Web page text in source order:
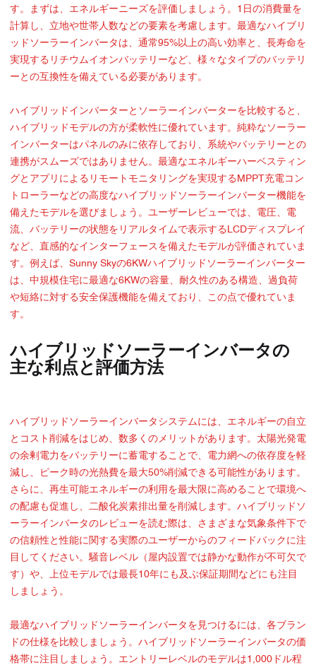
す。まずは、エネルギーニーズを評価しましょう。1日の消費量を
計算し、立地や世帯人数などの要素を考慮します。最適なハイブリ
ッドソーラーインバータは、通常95%以上の高い効率と、長寿命を
実現するリチウムイオンバッテリーなど、様々なタイプのバッテリ
ーとの互換性を備えている必要があります。
ハイブリッドインバーターとソーラーインバーターを比較すると、
ハイブリッドモデルの方が柔軟性に優れています。純粋なソーラー
インバーターはパネルのみに依存しており、系統やバッテリーとの
連携がスムーズではありません。最適なエネルギーハーベスティン
グとアプリによるリモートモニタリングを実現するMPPT充電コン
トローラーなどの高度なハイブリッドソーラーインバーター機能を
備えたモデルを選びましょう。ユーザーレビューでは、電圧、電
流、バッテリーの状態をリアルタイムで表示するLCDディスプレイ
など、直感的なインターフェースを備えたモデルが評価されていま
す。例えば、Sunny Skyの6KWハイブリッドソーラーインバーター
は、中規模住宅に最適な6KWの容量、耐久性のある構造、過負荷
や短絡に対する安全保護機能を備えており、この点で優れていま
す。
ハイブリッドソーラーインバータの
主な利点と評価方法
ハイブリッドソーラーインバータシステムには、エネルギーの自立
とコスト削減をはじめ、数多くのメリットがあります。太陽光発電
の余剰電力をバッテリーに蓄電することで、電力網への依存度を軽
減し、ピーク時の光熱費を最大50%削減できる可能性があります。
さらに、再生可能エネルギーの利用を最大限に高めることで環境へ
の配慮も促進し、二酸化炭素排出量を削減します。ハイブリッドソ
ーラーインバータのレビューを読む際は、さまざまな気象条件下で
の信頼性と性能に関する実際のユーザーからのフィードバックに注
目してください。騒音レベル（屋内設置では静かな動作が不可欠で
す）や、上位モデルでは最長10年にも及ぶ保証期間などにも注目
しましょう。
最適なハイブリッドソーラーインバータを見つけるには、各ブラン
ドの仕様を比較しましょう。ハイブリッドソーラーインバータの価
格帯に注目しましょう。エントリーレベルのモデルは1,000ドル程